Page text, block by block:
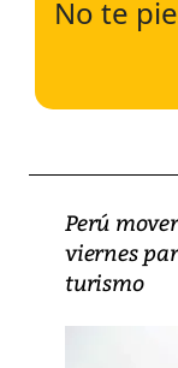
No te
Perú
viernes
turismo